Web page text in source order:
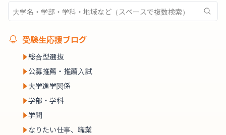
受験生応援ブログ
総合型選抜
公募推薦・推薦入試
大学進学関係
学部・学科
学問
なりたい仕事、職業